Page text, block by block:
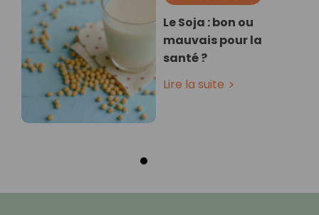
Le Soja : bon ou
mauvais pour la
santé ?
Lire la suite